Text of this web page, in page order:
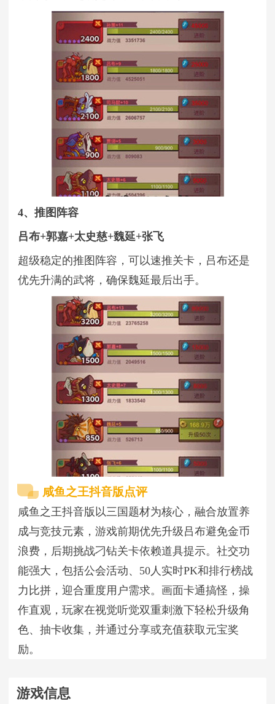
4、推图阵容
吕布+郭嘉+太史慈+魏延+张飞
超级稳定的推图阵容，可以速推关卡，吕布还是
优先升满的武将，确保魏延最后出手。
咸鱼之王抖音版点评
咸鱼之王抖音版以三国题材为核心，融合放置养
成与竞技元素，游戏前期优先升级吕布避免金币
浪费，后期挑战刁钻关卡依赖道具提示。社交功
能强大，包括公会活动、50人实时PK和排行榜战
力比拼，迎合重度用户需求。画面卡通搞怪，操
作直观，玩家在视觉听觉双重刺激下轻松升级角
色、抽卡收集，并通过分享或充值获取元宝奖
励。
游戏信息